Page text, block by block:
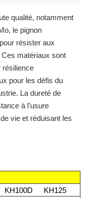
qualité, notamment
le pignon
résister aux
matériaux sont
résilience
pour les défis du
La dureté de
à l'usure
vie et réduisant les
KH100D
KH125